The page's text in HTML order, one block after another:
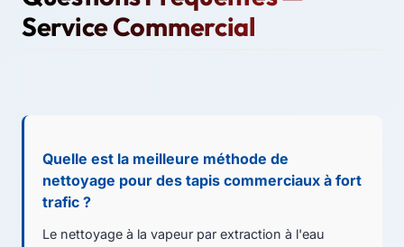
Service Commercial
Quelle est la meilleure méthode de
nettoyage pour des tapis commerciaux à fort
trafic ?
Le nettoyage à la vapeur par extraction à l'eau